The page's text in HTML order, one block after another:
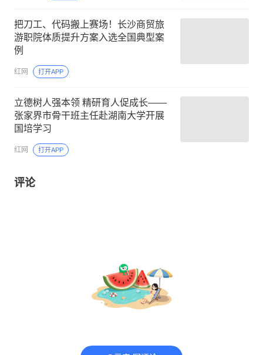
把刀工、代码搬上赛场！长沙商贸旅
游职院体质提升方案入选全国典型案
例
红网 打开APP
立德树人强本领 精研育人促成长——
张家界市骨干班主任赴湖南大学开展
国培学习
红网 打开APP
评论